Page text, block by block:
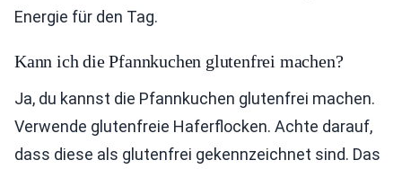
Energie für den Tag.
Kann ich die Pfannkuchen glutenfrei machen?
Ja, du kannst die Pfannkuchen glutenfrei machen.
Verwende glutenfreie Haferflocken. Achte darauf,
dass diese als glutenfrei gekennzeichnet sind. Das